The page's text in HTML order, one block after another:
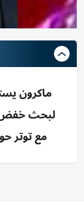
ماكرون
لبحث خفض
مع توتر